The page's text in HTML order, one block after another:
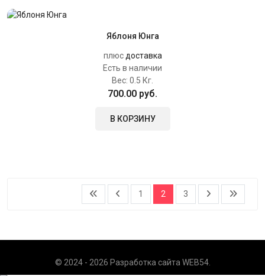
Яблоня Юнга
плюс доставка
Есть в наличии
Вес: 0.5 Кг.
700.00 руб.
В КОРЗИНУ
1 2 3
© 2024 - 2026 Разработка сайта WEB54.